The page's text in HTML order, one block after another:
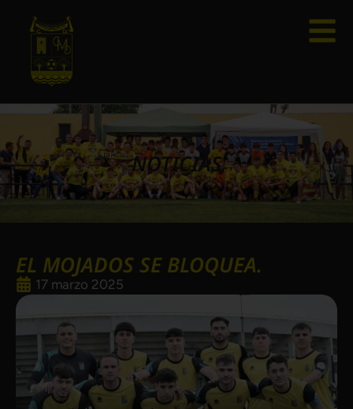
NOTICIAS
EL MOJADOS SE BLOQUEA.
17 marzo 2025